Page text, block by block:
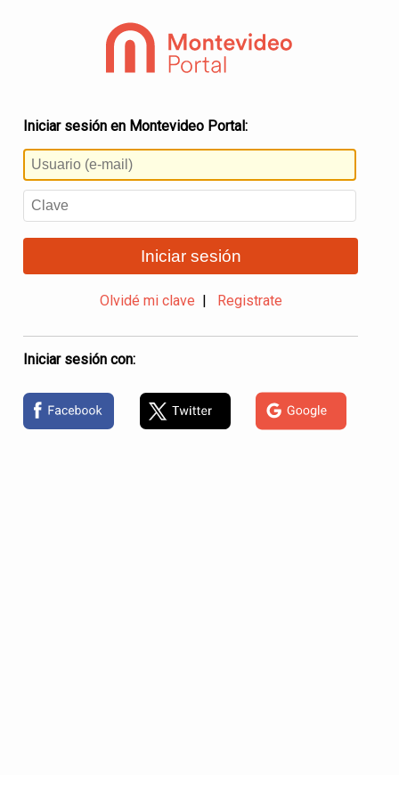
Iniciar sesión en Montevideo Portal:
Iniciar sesión
Olvidé mi clave Registrate
Iniciar sesión con: